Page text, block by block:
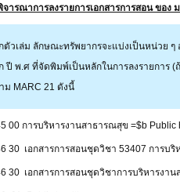
ารณาการลงรายการเอกสารการสอน ของ
วเล่ม ลักษณะทรัพยากรจะแบ่งเป็นหน่วย
ปี พ.ศ ที่จัดพิมพ์เป็นหลักในการลงรายการ (
ม MARC 21 ดังนี้
00 การบริหารงานสาธารณสุข =$b Public
30 เอกสารการสอนชุดวิชา 53407 การบ
30 เอกสารการสอนชุดวิชาการบริหารงา